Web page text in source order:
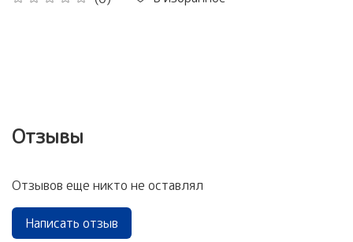
Отзывы
Отзывов еще никто не оставлял
Написать отзыв